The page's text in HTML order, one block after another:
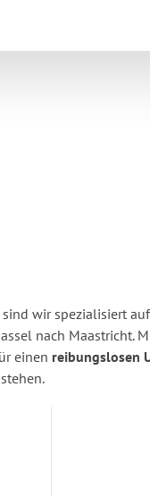
sind wir spezialisiert
nach Maastricht.
einen reibungslosen